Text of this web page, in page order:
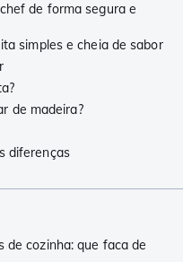
de forma segura e
simples e cheia de sabor
de madeira?
diferenças
de cozinha: que faca de